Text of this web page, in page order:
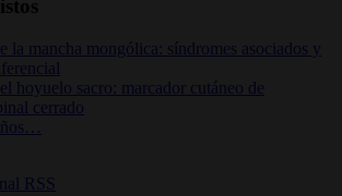
la mancha mongólica: síndromes asociados y
hoyuelo sacro: marcador cutáneo de
cerrado
RSS